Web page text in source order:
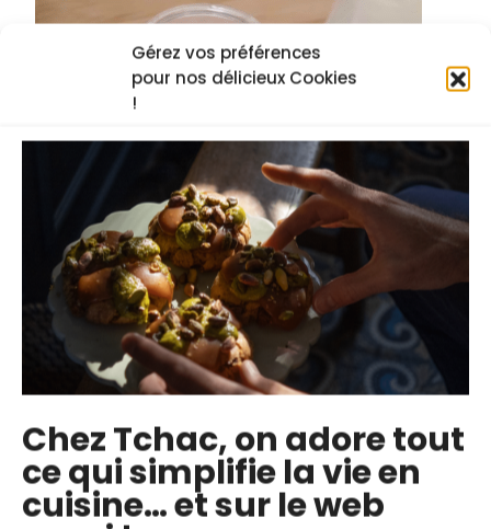
Gérez vos préférences
pour nos délicieux Cookies
!
Chez Tchac, on adore tout
ce qui simplifie la vie en
cuisine… et sur le web
Faire du lait de soja maison
Shira Benarroch